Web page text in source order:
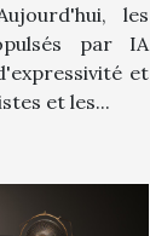
les
par IA
et
et les...